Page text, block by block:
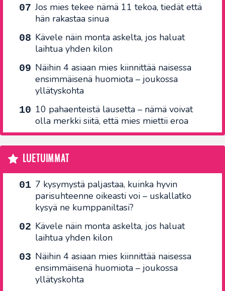
Jos mies tekee nämä 11 tekoa, tiedät että
hän rakastaa sinua
Kävele näin monta askelta, jos haluat
laihtua yhden kilon
Näihin 4 asiaan mies kiinnittää naisessa
ensimmäisenä huomiota – joukossa
yllätyskohta
10 pahaenteistä lausetta – nämä voivat
olla merkki siitä, että mies miettii eroa
LUETUIMMAT
7 kysymystä paljastaa, kuinka hyvin
parisuhteenne oikeasti voi – uskallatko
kysyä ne kumppaniltasi?
Kävele näin monta askelta, jos haluat
laihtua yhden kilon
Näihin 4 asiaan mies kiinnittää naisessa
ensimmäisenä huomiota – joukossa
yllätyskohta